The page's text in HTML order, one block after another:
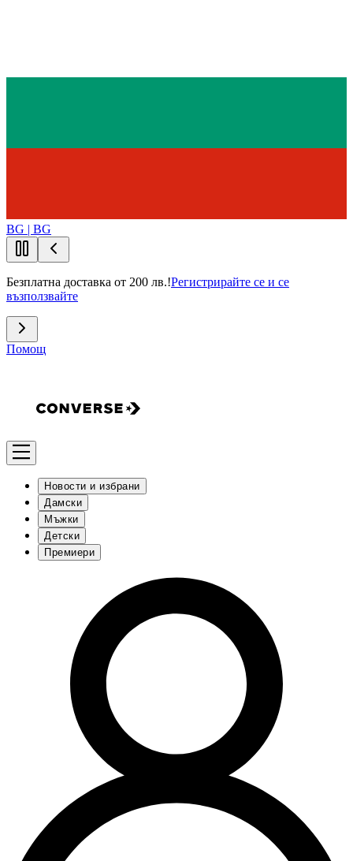
BG | BG
Безплатна доставка от 200 лв.!Регистрирайте се и се
възползвайте
Помощ
Новости и избрани
Дамски
Мъжки
Детски
Премиери